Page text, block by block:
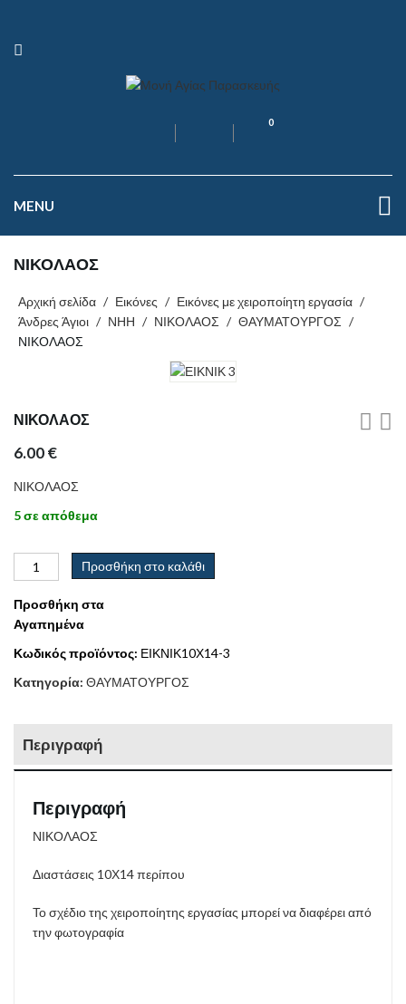
0
MENU
ΝΙΚΟΛΑΟΣ
Αρχική σελίδα / Εικόνες / Εικόνες με χειροποίητη εργασία /
Άνδρες Άγιοι / ΝΗΗ / ΝΙΚΟΛΑΟΣ / ΘΑΥΜΑΤΟΥΡΓΟΣ /
ΝΙΚΟΛΑΟΣ
ΝΙΚΟΛΑΟΣ
6.00€
ΝΙΚΟΛΑΟΣ
5 σε απόθεμα
Προσθήκη στο καλάθι
Προσθήκη στα
Αγαπημένα
Κωδικός προϊόντος: ΕΙΚΝΙΚ10Χ14-3
Κατηγορία: ΘΑΥΜΑΤΟΥΡΓΟΣ
Περιγραφή
Περιγραφή
ΝΙΚΟΛΑΟΣ
Διαστάσεις 10Χ14 περίπου
Το σχέδιο της χειροποίητης εργασίας μπορεί να διαφέρει από
την φωτογραφία